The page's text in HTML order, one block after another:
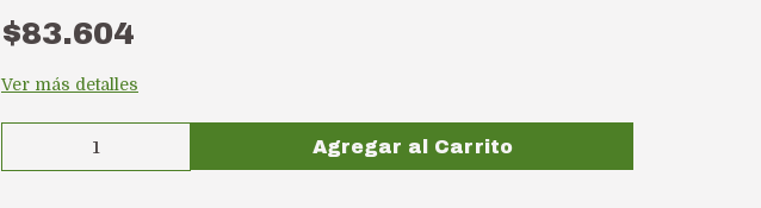
$83.604
Ver más detalles
Agregar al Carrito